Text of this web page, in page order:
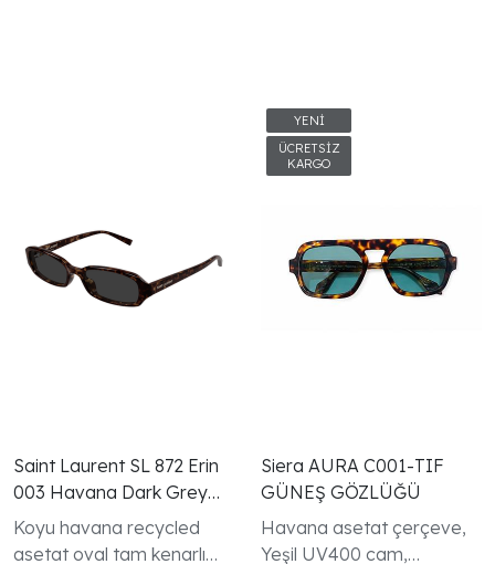
Saint Laurent SL 872 Erin
003 Havana Dark Grey
Oval Gunes Gozlugu
Koyu havana recycled
asetat oval tam kenarlı
Siera AURA C001-TIF
GÜNEŞ GÖZLÜĞÜ
Havana asetat çerçeve,
Yeşil UV400 cam,